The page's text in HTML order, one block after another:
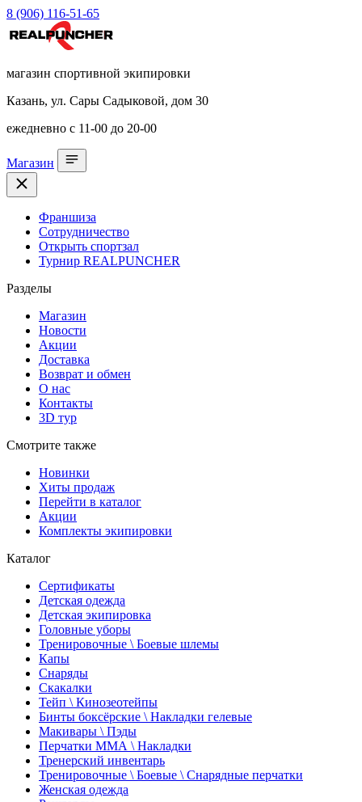
8 (906) 116-51-65
магазин спортивной экипировки
Казань, ул. Сары Садыковой, дом 30
ежедневно с 11-00 до 20-00
Магазин
Франшиза
Сотрудничество
Открыть спортзал
Турнир REALPUNCHER
Разделы
Магазин
Новости
Акции
Доставка
Возврат и обмен
О нас
Контакты
3D тур
Смотрите также
Новинки
Хиты продаж
Перейти в каталог
Акции
Комплекты экипировки
Каталог
Сертификаты
Детская одежда
Детская экипировка
Головные уборы
Тренировочные \ Боевые шлемы
Капы
Снаряды
Скакалки
Тейп \ Кинозеотейпы
Бинты боксёрские \ Накладки гелевые
Макивары \ Пэды
Перчатки ММА \ Накладки
Тренерский инвентарь
Тренировочные \ Боевые \ Снарядные перчатки
Женская одежда